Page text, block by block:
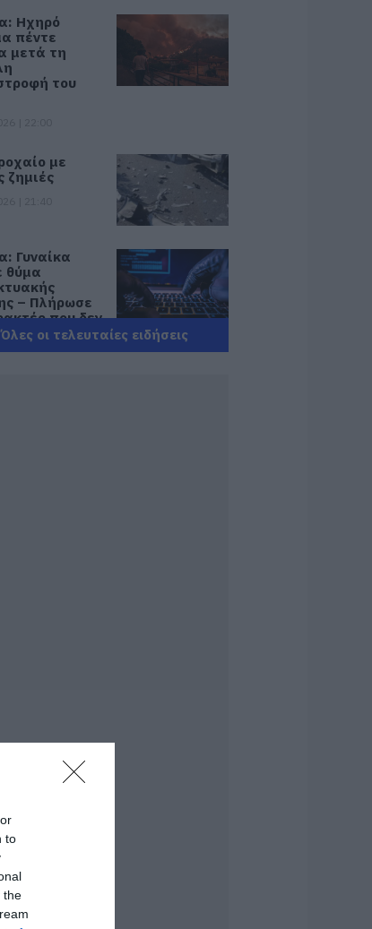
to
the
Ηχηρό
πέντε
μετά τη
του
με
ζημιές
Γυναίκα
θύμα
– Πλήρωσε
που δεν
έκανε
και γιος οι
με
| 19:40
Όλες οι τελευταίες ειδήσεις